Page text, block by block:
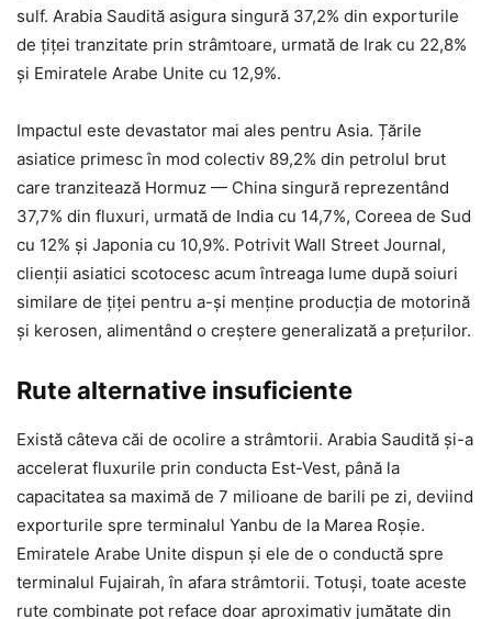
sulf. Arabia Saudită asigura singură 37,2% din exporturile
de țiței tranzitate prin strâmtoare, urmată de Irak cu 22,8%
și Emiratele Arabe Unite cu 12,9%.
Impactul este devastator mai ales pentru Asia. Țările
asiatice primesc în mod colectiv 89,2% din petrolul brut
care tranzitează Hormuz — China singură reprezentând
37,7% din fluxuri, urmată de India cu 14,7%, Coreea de Sud
cu 12% și Japonia cu 10,9%. Potrivit Wall Street Journal,
clienții asiatici scotocesc acum întreaga lume după soiuri
similare de țiței pentru a-și menține producția de motorină
și kerosen, alimentând o creștere generalizată a prețurilor.
Rute alternative insuficiente
Există câteva căi de ocolire a strâmtorii. Arabia Saudită și-a
accelerat fluxurile prin conducta Est-Vest, până la
capacitatea sa maximă de 7 milioane de barili pe zi, deviind
exporturile spre terminalul Yanbu de la Marea Roșie.
Emiratele Arabe Unite dispun și ele de o conductă spre
terminalul Fujairah, în afara strâmtorii. Totuși, toate aceste
rute combinate pot reface doar aproximativ jumătate din